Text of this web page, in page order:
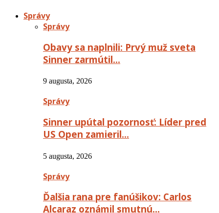
Správy
Správy
Obavy sa naplnili: Prvý muž sveta
Sinner zarmútil…
9 augusta, 2026
Správy
Sinner upútal pozornosť: Líder pred
US Open zamieril…
5 augusta, 2026
Správy
Ďalšia rana pre fanúšikov: Carlos
Alcaraz oznámil smutnú…